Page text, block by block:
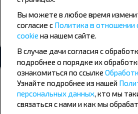
19.02.2026
Всё прекрасно, спасибо.
5,0
Сенно - Минск
Гриша
12.01.2026
Ехали в абсолютном холоде! Печка
2,0
Вы можете в любое время
согласие сПолитика в отношении
cookieна нашем сайте.
В случае дачи согласия с
подробнее о порядке их
ознакомиться по ссылке
Узнайте подробнее из нашей
персональных данных, кто мы
связаться с нами и как мы